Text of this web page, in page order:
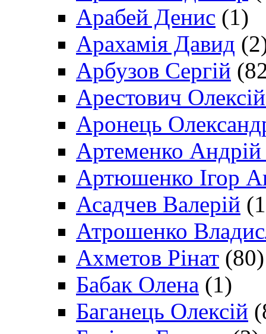
Арабей Денис (1)
Арахамія Давид
Арбузов Сергій
Арестович
Аронець
Артеменко Андрій
Артюшенко Ігор
Асадчев Валерій
Атрошенко
Ахметов Рінат (80)
Бабак Олена (1)
Баганець Олексій